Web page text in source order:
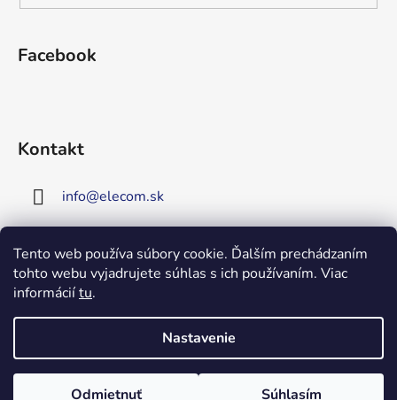
Tento web používa súbory cookie. Ďalším prechádzaním
tohto webu vyjadrujete súhlas s ich používaním. Viac
informáciítu.
Nastavenie
Odmietnuť Súhlasím
Upozornenie!
stránke!Zaregistrujte sa!
Získate tým 5% zľavu na väčšinu
produktov!
Facebook
Kontakt
info@elecom.sk
Copyright 2026
. Všetky práva vyhradené.